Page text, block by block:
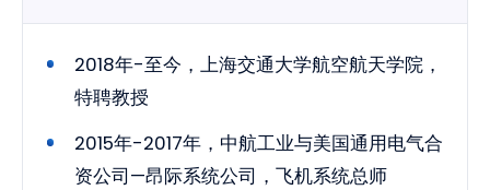
2018年-至今，上海交通大学航空航天学院，
特聘教授
2015年-2017年，中航工业与美国通用电气合
资公司—昂际系统公司，飞机系统总师